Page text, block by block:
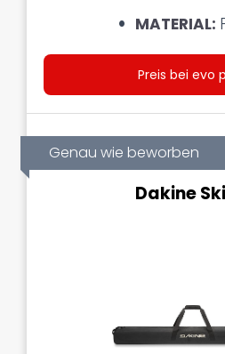
MATERIAL:
Preis bei evo
Genau wie beworben
Dakine